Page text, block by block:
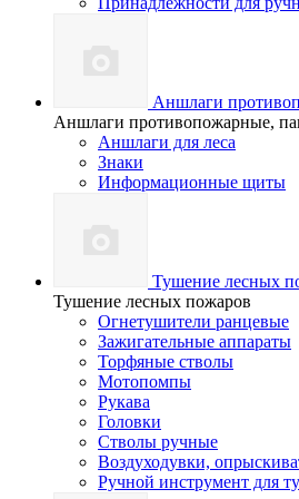
Аншлаги
Аншлаги противопожарные,
Аншлаги для леса
Знаки
Информационные щиты
Тушение лесных
Тушение лесных пожаров
Огнетушители ранцевые
Зажигательные аппараты
Торфяные стволы
Мотопомпы
Рукава
Головки
Стволы ручные
Воздуходувки,
Ручной инструмент для